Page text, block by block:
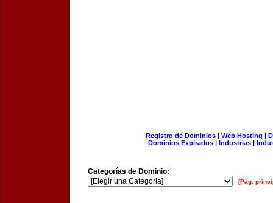
Registro de Dominios| Web Hosting |
Dominios Expirados | Industrias |
Categorías de Dominio:
[Pág.